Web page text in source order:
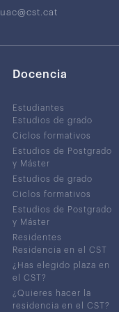
uac@cst.cat
Docencia
Estudiantes
Estudios de grado
Ciclos formativos
Estudios de Postgrado
y Máster
Estudios de grado
Ciclos formativos
Estudios de Postgrado
y Máster
Residentes
Residencia en el CST
¿Has elegido plaza en
el CST?
¿Quieres hacer la
residencia en el CST?